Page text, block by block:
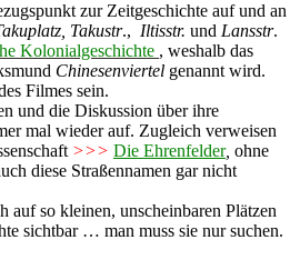
zur Zeitgeschichte auf und an
Takustr., Iltisstr. und Lansstr.
Kolonialgeschichte , weshalb das
Chinesenviertel genannt wird.
Filmes sein.
und die Diskussion über ihre
mal wieder auf. Zugleich verweisen
>>> Die Ehrenfelder, ohne
diese Straßennamen gar nicht
auf so kleinen, unscheinbaren Plätzen
sichtbar … man muss sie nur suchen.